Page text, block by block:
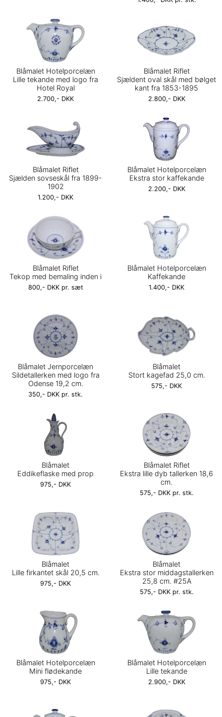
Blåmalet Hotelporcelæn
Lille tekande med logo fra
Hotel Royal
2.700,- DKK
Blåmalet Riflet
Sjældent oval skål med bølget
kant fra 1853-1895
2.800,- DKK
Blåmalet Riflet
Sjælden sovseskål fra 1899-
1902
1.200,- DKK
Blåmalet Hotelporcelæn
Ekstra stor kaffekande
2.200,- DKK
Blåmalet Riflet
Tekop med bemaling inden i
800,- DKK pr. sæt
Blåmalet Hotelporcelæn
Kaffekande
1.400,- DKK
Blåmalet Jernporcelæn
Sildetallerken med logo fra
Odense 19,2 cm.
350,- DKK pr. stk.
Blåmalet
Stort kagefad 25,0 cm.
575,- DKK
Blåmalet
Eddikeflaske med prop
975,- DKK
Blåmalet Riflet
Ekstra lille dyb tallerken 18,6
cm.
575,- DKK pr. stk.
Blåmalet
Lille firkantet skål 20,5 cm.
975,- DKK
Blåmalet
Ekstra stor middagstallerken
25,8 cm. #25A
575,- DKK pr. stk.
Blåmalet Hotelporcelæn
Mini flødekande
975,- DKK
Blåmalet Hotelporcelæn
Lille tekande
2.900,- DKK